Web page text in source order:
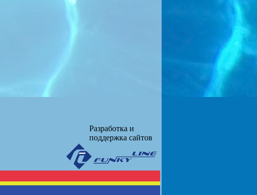
Разработка и
поддержка сайтов